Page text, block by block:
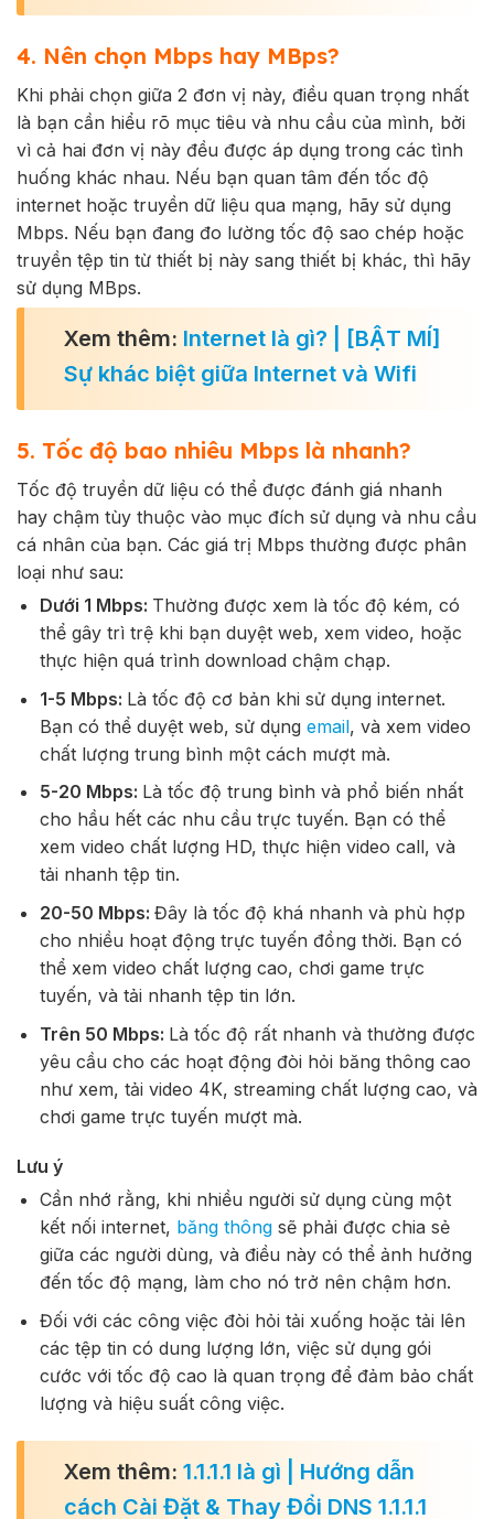
4. Nên chọn Mbps hay MBps?
Khi phải chọn giữa 2 đơn vị này, điều quan trọng nhất
là bạn cần hiểu rõ mục tiêu và nhu cầu của mình, bởi
vì cả hai đơn vị này đều được áp dụng trong các tình
huống khác nhau. Nếu bạn quan tâm đến tốc độ
internet hoặc truyền dữ liệu qua mạng, hãy sử dụng
Mbps. Nếu bạn đang đo lường tốc độ sao chép hoặc
truyền tệp tin từ thiết bị này sang thiết bị khác, thì hãy
sử dụng MBps.
Xem thêm: Internet là gì? | [BẬT MÍ]
Sự khác biệt giữa Internet và Wifi
5. Tốc độ bao nhiêu Mbps là nhanh?
Tốc độ truyền dữ liệu có thể được đánh giá nhanh
hay chậm tùy thuộc vào mục đích sử dụng và nhu cầu
cá nhân của bạn. Các giá trị Mbps thường được phân
loại như sau:
Dưới 1 Mbps: Thường được xem là tốc độ kém, có
thể gây trì trệ khi bạn duyệt web, xem video, hoặc
thực hiện quá trình download chậm chạp.
1-5 Mbps: Là tốc độ cơ bản khi sử dụng internet.
Bạn có thể duyệt web, sử dụng email, và xem video
chất lượng trung bình một cách mượt mà.
5-20 Mbps: Là tốc độ trung bình và phổ biến nhất
cho hầu hết các nhu cầu trực tuyến. Bạn có thể
xem video chất lượng HD, thực hiện video call, và
tải nhanh tệp tin.
20-50 Mbps: Đây là tốc độ khá nhanh và phù hợp
cho nhiều hoạt động trực tuyến đồng thời. Bạn có
thể xem video chất lượng cao, chơi game trực
tuyến, và tải nhanh tệp tin lớn.
Trên 50 Mbps: Là tốc độ rất nhanh và thường được
yêu cầu cho các hoạt động đòi hỏi băng thông cao
như xem, tải video 4K, streaming chất lượng cao, và
chơi game trực tuyến mượt mà.
Lưu ý
Cần nhớ rằng, khi nhiều người sử dụng cùng một
kết nối internet, băng thôngsẽ phải được chia sẻ
giữa các người dùng, và điều này có thể ảnh hưởng
đến tốc độ mạng, làm cho nó trở nên chậm hơn.
Đối với các công việc đòi hỏi tải xuống hoặc tải lên
các tệp tin có dung lượng lớn, việc sử dụng gói
cước với tốc độ cao là quan trọng để đảm bảo chất
lượng và hiệu suất công việc.
Xem thêm: 1.1.1.1 là gì | Hướng dẫn
cách Cài Đặt & Thay Đổi DNS 1.1.1.1